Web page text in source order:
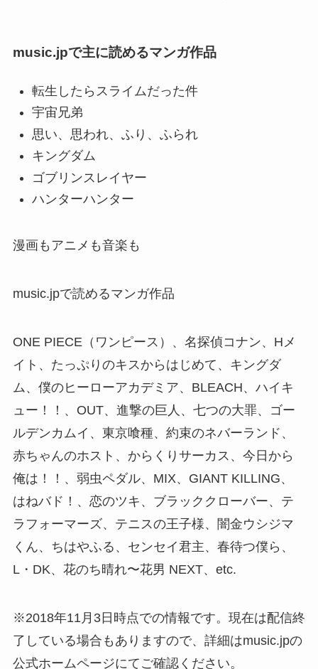
music.jpで主に読めるマンガ作品
転生したらスライムだった件
宇宙兄弟
思い、思われ、ふり、ふられ
キングダム
ゴブリンスレイヤー
ハンターハンター
漫画もアニメも音楽も
music.jpで読めるマンガ作品
ONE PIECE（ワンピース）、名探偵コナン、Hメ
イト、たっぷりのキスからはじめて、キングダ
ム、僕のヒーローアカデミア、BLEACH、ハイキ
ュー！！、OUT、進撃の巨人、七つの大罪、ゴー
ルデンカムイ、東京喰種、約束のネバーランド、
赤ちゃんのホスト、からくりサーカス、今日から
俺は！！、弱虫ペダル、MIX、GIANT KILLING、
はねバド！、恋のツキ、ブラッククローバー、テ
ラフォーマーズ、テニスの王子様、闇金ウシジマ
くん、ちはやふる、センセイ君主、春待つ僕ら、
L・DK、花のち晴れ〜花男 NEXT、etc.
※2018年11月3日時点での情報です。現在は配信終
了している場合もありますので、詳細はmusic.jpの
公式ホームページにてご確認ください。